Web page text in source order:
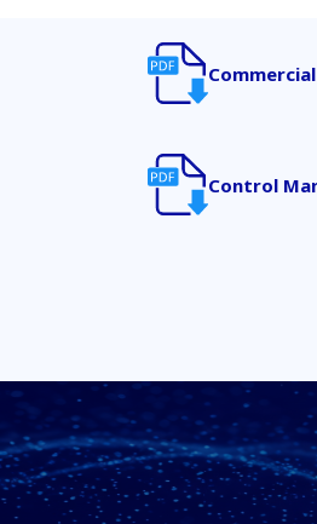
Control